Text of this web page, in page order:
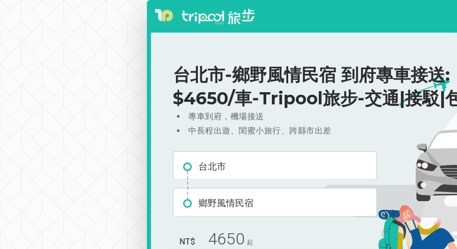
台北市-鄉野風情民宿 到府專車接送:
$4650/車-Tripool旅步-交通|接駁|
專車到府，機場接送
中長程出遊、閨蜜小旅行、跨縣市出差
台北市
鄉野風情民宿
NT$ 4650 起